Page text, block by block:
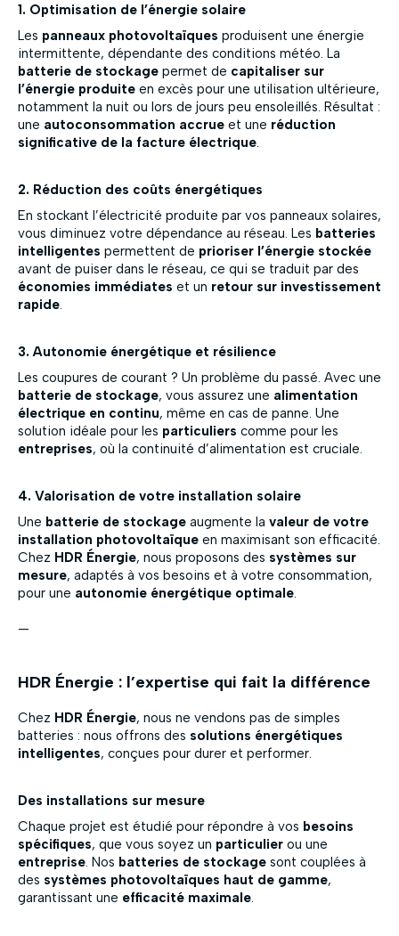
1. Optimisation de l’énergie solaire
Les panneaux photovoltaïques produisent une énergie
intermittente, dépendante des conditions météo. La
batterie de stockage permet de capitaliser sur
l’énergie produite en excès pour une utilisation ultérieure,
notamment la nuit ou lors de jours peu ensoleillés. Résultat :
une autoconsommation accrue et une réduction
significative de la facture électrique.
2. Réduction des coûts énergétiques
En stockant l’électricité produite par vos panneaux solaires,
vous diminuez votre dépendance au réseau. Les batteries
intelligentes permettent de prioriser l’énergie stockée
avant de puiser dans le réseau, ce qui se traduit par des
économies immédiates et un retour sur investissement
rapide.
3. Autonomie énergétique et résilience
Les coupures de courant ? Un problème du passé. Avec une
batterie de stockage, vous assurez une alimentation
électrique en continu, même en cas de panne. Une
solution idéale pour les particuliers comme pour les
entreprises, où la continuité d’alimentation est cruciale.
4. Valorisation de votre installation solaire
Une batterie de stockage augmente la valeur de votre
installation photovoltaïque en maximisant son efficacité.
Chez HDR Énergie, nous proposons des systèmes sur
mesure, adaptés à vos besoins et à votre consommation,
pour une autonomie énergétique optimale.
—
HDR Énergie : l’expertise qui fait la différence
Chez HDR Énergie, nous ne vendons pas de simples
batteries : nous offrons des solutions énergétiques
intelligentes, conçues pour durer et performer.
Des installations sur mesure
Chaque projet est étudié pour répondre à vos besoins
spécifiques, que vous soyez un particulier ou une
entreprise. Nos batteries de stockage sont couplées à
des systèmes photovoltaïques haut de gamme,
garantissant une efficacité maximale.